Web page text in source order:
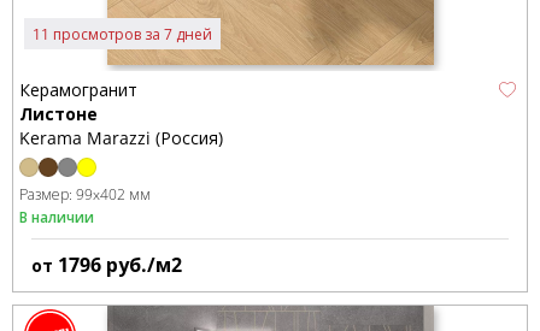
11 просмотров за 7 дней
Керамогранит
Листоне
Kerama Marazzi (Россия)
Размер: 99x402 мм
В наличии
от 1796 руб./м2